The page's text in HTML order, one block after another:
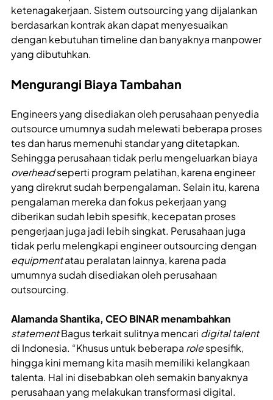
ketenagakerjaan. Sistem outsourcing yang dijalankan
berdasarkan kontrak akan dapat menyesuaikan
dengan kebutuhan timeline dan banyaknya manpower
yang dibutuhkan.
Mengurangi Biaya Tambahan
Engineers yang disediakan oleh perusahaan penyedia
outsource umumnya sudah melewati beberapa proses
tes dan harus memenuhi standar yang ditetapkan.
Sehingga perusahaan tidak perlu mengeluarkan biaya
overheadseperti program pelatihan, karena engineer
yang direkrut sudah berpengalaman. Selain itu, karena
pengalaman mereka dan fokus pekerjaan yang
diberikan sudah lebih spesifik, kecepatan proses
pengerjaan juga jadi lebih singkat. Perusahaan juga
tidak perlu melengkapi engineer outsourcing dengan
equipmentatau peralatan lainnya, karena pada
umumnya sudah disediakan oleh perusahaan
outsourcing.
Alamanda Shantika, CEO BINAR menambahkan
statementBagus terkait sulitnya mencari digital talent
di Indonesia. “Khusus untuk beberapa rolespesifik,
hingga kini memang kita masih memiliki kelangkaan
talenta. Hal ini disebabkan oleh semakin banyaknya
perusahaan yang melakukan transformasi digital.